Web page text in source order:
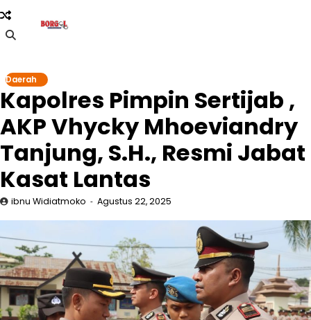
Skip
to
content
Daerah
Kapolres Pimpin Sertijab ,
AKP Vhycky Mhoeviandry
Tanjung, S.H., Resmi Jabat
Kasat Lantas
ibnu Widiatmoko Agustus 22, 2025